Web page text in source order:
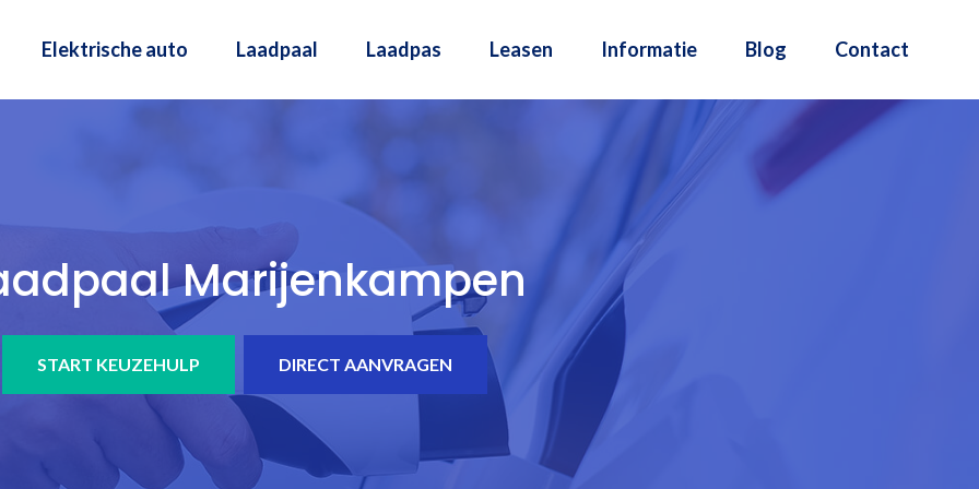
Elektrische auto Laadpaal Laadpas Leasen Informatie Blog Contact
Marijenkampen
START KEUZEHULP DIRECT AANVRAGEN